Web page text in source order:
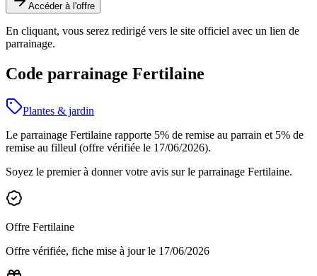
Accéder à l'offre
En cliquant, vous serez redirigé vers le site officiel avec un lien de
parrainage.
Code parrainage Fertilaine
Plantes & jardin
Le parrainage Fertilaine rapporte 5% de remise au parrain et 5% de
remise au filleul (offre vérifiée le 17/06/2026).
Soyez le premier à donner votre avis sur le parrainage Fertilaine.
Offre Fertilaine
Offre vérifiée, fiche mise à jour le 17/06/2026